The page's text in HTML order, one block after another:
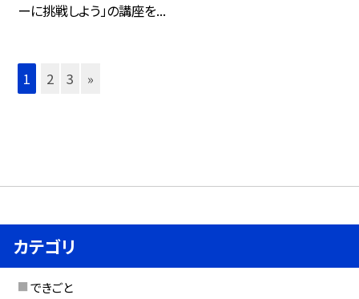
ーに挑戦しよう」の講座を...
1 2 3 »
カテゴリ
できごと